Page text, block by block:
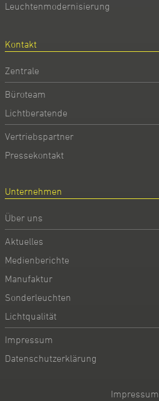
Leuchtenmodernisierung
Kontakt
Zentrale
Büroteam
Lichtberatende
Vertriebspartner
Pressekontakt
Unternehmen
Über uns
Aktuelles
Medienberichte
Manufaktur
Sonderleuchten
Lichtqualität
Impressum
Datenschutzerklärung
Impressum